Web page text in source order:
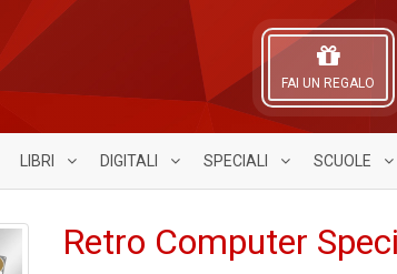
FAI UN REGALO
LIBRI DIGITALI SPECIALI SCUOLE
Retro Computer